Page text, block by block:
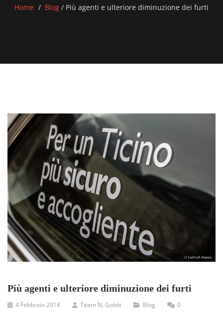
Home Blog / Più agenti e ulteriore diminuzione dei furti
Più agenti e ulteriore diminuzione dei furti
4 Febbraio 2018 Team N. Gobbi Blog 0